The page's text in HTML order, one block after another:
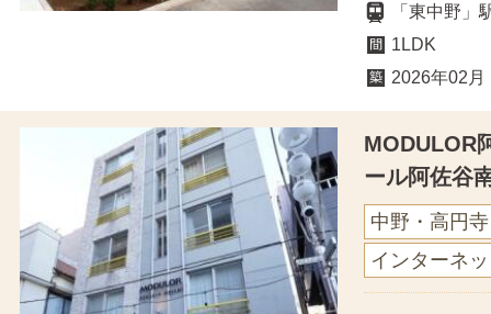
「東中野
1LDK
2026年02月
MODULOR
ール阿佐谷
中野・高円寺
インターネ